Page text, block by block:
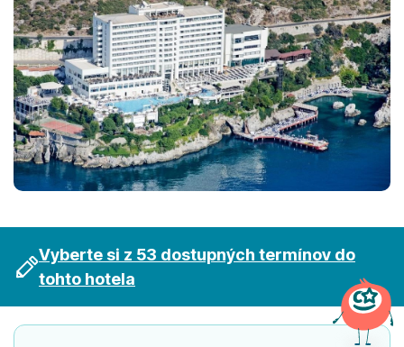
Vyberte si z 53 dostupných termínov do
tohto hotela